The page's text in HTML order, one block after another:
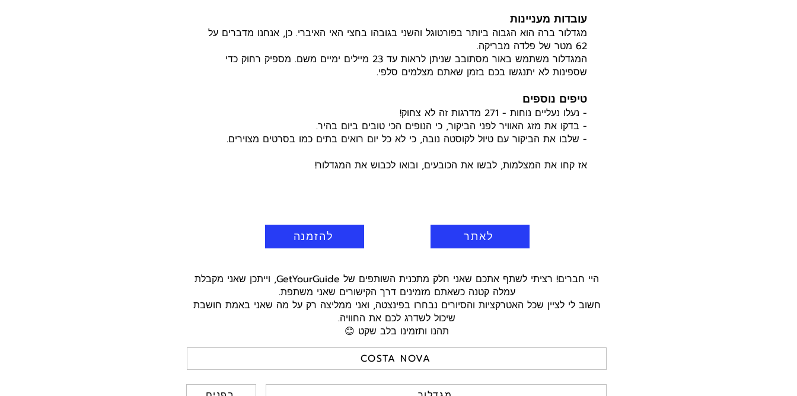
עובדות מעניינות
מגדלור ברה הוא הגבוה ביותר בפורטוגל והשני בגובהו בחצי האי האיברי. כן, אנחנו מדברים על
62 מטר של פלדה מבריקה.
המגדלור משתמש באור מסתובב שניתן לראות עד 23 מיילים ימיים משם. מספיק רחוק כדי
שספינות לא יתנגשו בכם בזמן שאתם מצלמים סלפי.
טיפים נוספים
- נעלו נעליים נוחות - 271 מדרגות זה לא צחוק!
- בדקו את מזג האוויר לפני הביקור, כי הנופים הכי טובים ביום בהיר.
- שלבו את הביקור עם טיול לקוסטה נובה, כי לא כל יום רואים בתים כמו בסרטים מצוירים.
אז קחו את המצלמות, לבשו את הכובעים, ובואו לכבוש את המגדלור!
לאתר להזמנה
היי חברים! רציתי לשתף אתכם שאני חלק מתכנית השותפים של GetYourGuide, וייתכן שאני מקבלת
עמלה קטנה כשאתם מזמינים דרך הקישורים שאני משתפת.
חשוב לי לציין שכל האטרקציות והסיורים נבחרו בפינצטה, ואני ממליצה רק על מה שאני באמת חושבת
שיכול לשדרג לכם את החוויה.
תהנו ותזמינו בלב שקט 😊
COSTA NOVA